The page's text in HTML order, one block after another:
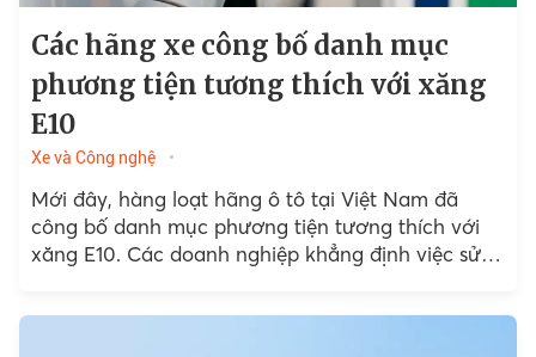
Các hãng xe công bố danh mục
phương tiện tương thích với xăng
E10
Xe và Công nghệ
Mới đây, hàng loạt hãng ô tô tại Việt Nam đã
công bố danh mục phương tiện tương thích với
xăng E10. Các doanh nghiệp khẳng định việc sử